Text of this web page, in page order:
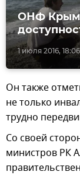
1 июля 2016, 18:06
ОНФ
Он также
не только
трудно
Со своей
министров РК